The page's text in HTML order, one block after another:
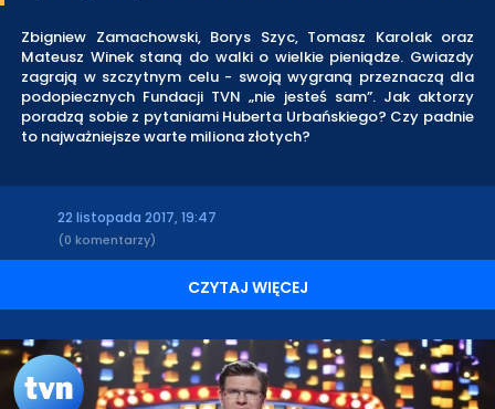
Zbigniew Zamachowski, Borys Szyc, Tomasz Karolak oraz
Mateusz Winek staną do walki o wielkie pieniądze. Gwiazdy
zagrają w szczytnym celu - swoją wygraną przeznaczą dla
podopiecznych Fundacji TVN „nie jesteś sam”. Jak aktorzy
poradzą sobie z pytaniami Huberta Urbańskiego? Czy padnie
to najważniejsze warte miliona złotych?
22 listopada 2017, 19:47
(0 komentarzy)
CZYTAJ WIĘCEJ